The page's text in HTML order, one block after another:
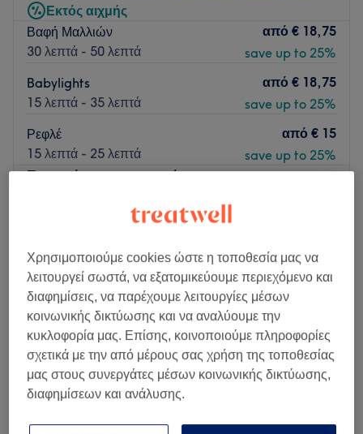
Εκτός αιχμής
Βαφή Μαλλιών
30 λεπτά - 50 λεπτά
από € 18,75
save up to 25%
Babylights
15 λεπτά - 35 λεπτά
από € 18,75
save up to 25%
Ρεφλέ
15 λεπτά - 25 λεπτά
από € 15
save up to 25%
Περισσότερα για το κατάστημα
Τετάρτη
11:00–19:00
Πέμπτη
11:00–19:00
Παρασκευή
12:00–20:00
Σάββατο
10:00–
Κυριακή
Κλειστό
Το Beauty4you by Armonia πλησίον της στάσης μετρό του
Αγίου Ιωάννη προσφέρει ποικιλία υπηρεσιών ομορφιάς για
Χρησιμοποιούμε cookies ώστε η τοποθεσία μας να
λειτουργεί σωστά, να εξατομικεύουμε περιεχόμενο και
διαφημίσεις, να παρέχουμε λειτουργίες μέσων
κοινωνικής δικτύωσης και να αναλύουμε την
κυκλοφορία μας. Επίσης, κοινοποιούμε πληροφορίες
σχετικά με την από μέρους σας χρήση της τοποθεσίας
μας στους συνεργάτες μέσων κοινωνικής δικτύωσης,
διαφημίσεων και ανάλυσης.